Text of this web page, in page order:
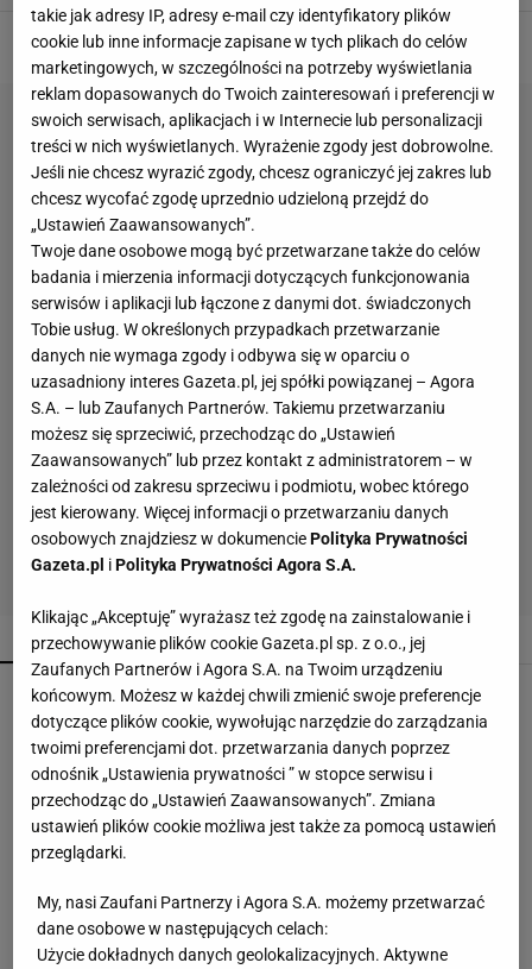
POPULARNE NAJNOWSZE
Zwykły staw skrywał prawdziwego giganta. Ta
ryba przeszła do historii
Mszyce znikają bez oprysków. Wystarczy
powiesić to przy roślinach
Wsyp do pralki zamiast płynu. Ręczniki
odzyskają miękkość
takie jak adresy IP, adresy e-mail czy identyfikatory plików
cookie lub inne informacje zapisane w tych plikach do celów
marketingowych, w szczególności na potrzeby wyświetlania
reklam dopasowanych do Twoich zainteresowań i preferencji w
swoich serwisach, aplikacjach i w Internecie lub personalizacji
treści w nich wyświetlanych. Wyrażenie zgody jest dobrowolne.
Jeśli nie chcesz wyrazić zgody, chcesz ograniczyć jej zakres lub
chcesz wycofać zgodę uprzednio udzieloną przejdź do
„Ustawień Zaawansowanych”.
Twoje dane osobowe mogą być przetwarzane także do celów
badania i mierzenia informacji dotyczących funkcjonowania
serwisów i aplikacji lub łączone z danymi dot. świadczonych
Tobie usług. W określonych przypadkach przetwarzanie
danych nie wymaga zgody i odbywa się w oparciu o
uzasadniony interes Gazeta.pl, jej spółki powiązanej – Agora
S.A. – lub Zaufanych Partnerów. Takiemu przetwarzaniu
możesz się sprzeciwić, przechodząc do „Ustawień
Zaawansowanych” lub przez kontakt z administratorem – w
zależności od zakresu sprzeciwu i podmiotu, wobec którego
jest kierowany. Więcej informacji o przetwarzaniu danych
osobowych znajdziesz w dokumenciePolityka Prywatności
Gazeta.pl iPolityka Prywatności Agora S.A.
Klikając „Akceptuję” wyrażasz też zgodę na zainstalowanie i
przechowywanie plików cookie Gazeta.pl sp. z o.o., jej
Zaufanych Partnerów i Agora S.A. na Twoim urządzeniu
końcowym. Możesz w każdej chwili zmienić swoje preferencje
dotyczące plików cookie, wywołując narzędzie do zarządzania
twoimi preferencjami dot. przetwarzania danych poprzez
odnośnik „Ustawienia prywatności ” w stopce serwisu i
przechodząc do „Ustawień Zaawansowanych”. Zmiana
ustawień plików cookie możliwa jest także za pomocą ustawień
przeglądarki.
My, nasi Zaufani Partnerzy i Agora S.A. możemy przetwarzać
dane osobowe w następujących celach:
Użycie dokładnych danych geolokalizacyjnych. Aktywne